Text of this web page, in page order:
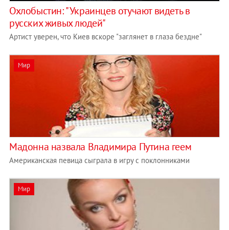
Охлобыстин: "Украинцев отучают видеть в
русских живых людей"
Артист уверен, что Киев вскоре "заглянет в глаза бездне"
Мир
Мадонна назвала Владимира Путина геем
Американская певица сыграла в игру с поклонниками
Мир